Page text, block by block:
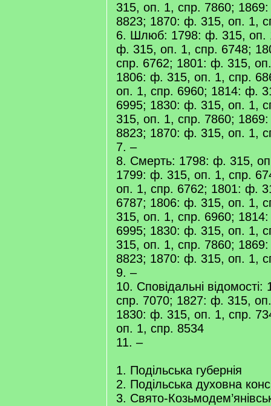
315, оп. 1, спр. 7860;
8823; 1870: ф. 315, оп. 1,
6. Шлюб: 1798: ф. 315, оп.
ф. 315, оп. 1, спр. 6748;
спр. 6762; 1801: ф. 315,
1806: ф. 315, оп. 1, спр.
оп. 1, спр. 6960; 1814: ф.
6995; 1830: ф. 315, оп. 1,
315, оп. 1, спр. 7860;
8823; 1870: ф. 315, оп. 1,
7. –
8. Смерть: 1798: ф. 315,
1799: ф. 315, оп. 1, спр.
оп. 1, спр. 6762; 1801: ф.
6787; 1806: ф. 315, оп. 1,
315, оп. 1, спр. 6960;
6995; 1830: ф. 315, оп. 1,
315, оп. 1, спр. 7860;
8823; 1870: ф. 315, оп. 1,
9. –
10. Сповідальні
спр. 7070; 1827: ф. 315,
1830: ф. 315, оп. 1, спр.
оп. 1, спр. 8534
11. –
1. Подільська губернія
2. Подільська духовна
3. Свято-